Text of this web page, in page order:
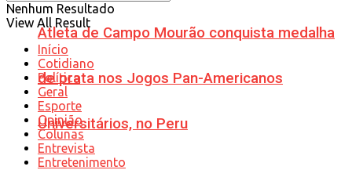
Atleta de Campo Mourão conquista medalha
de prata nos Jogos Pan-Americanos
Universitários, no Peru
Nenhum Resultado
View All Result
Início
Cotidiano
Política
Geral
Esporte
Opinião
Colunas
Entrevista
Entretenimento